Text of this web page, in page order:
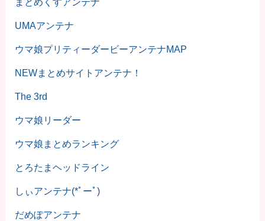
UMAアンテナ
ウマ娘プリティーダービーアンテナMAP
NEWまとめサイトアンテナ！
The 3rd
ウマ娘リーダー
ウマ娘まとめランキング
とろたまヘッドライン
しぃアンテナ(*ﾟーﾟ)
だめぽアンテナ